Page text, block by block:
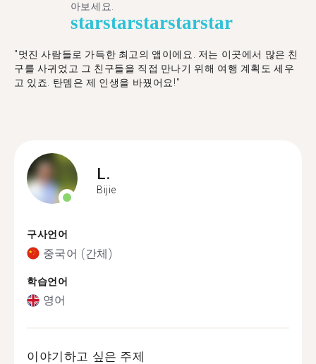
아보세요.
starstarstarstarstar
"멋진 사람들로 가득한 최고의 앱이에요. 저는 이곳에서 많은 친
구를 사귀었고 그 친구들을 직접 만나기 위해 여행 계획도 세우
고 있죠. 탄뎀은 제 인생을 바꿨어요!"
L.
Bijie
구사언어
중국어 (간체)
학습언어
영어
이야기하고 싶은 주제